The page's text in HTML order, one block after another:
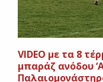
VIDEO με τα 8
μπαράζ ανόδου